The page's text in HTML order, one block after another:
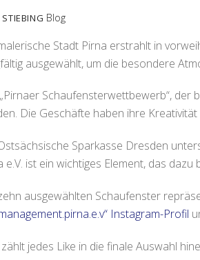
Blog
Stadt Pirna erstrahlt in
ausgewählt, um die besondere
Schaufensterwettbewerb“, der
Die Geschäfte haben ihre
Sparkasse Dresden
e.V. ist ein wichtiges Element, das
ausgewählten Schaufenster
Instagram-Profil
jedes Like in die finale Auswahl